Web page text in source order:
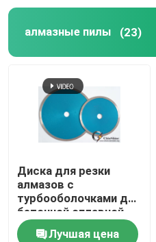
буровые наконечники
деревянные сверла
алмазные пилы
кольцевая пила tct
комплект бурового
алмазные пилы (23)
Диска для резки
алмазов с
турбооболочками для
бетонной сплавной
стали
Лучшая цена